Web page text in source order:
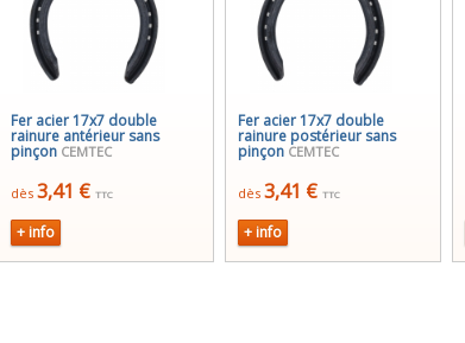
Fer acier 17x7 double
rainure antérieur sans
pinçon CEMTEC
dès 3,41 € TTC
+ info
Fer acier 17x7 double
rainure postérieur sans
pinçon CEMTEC
dès 3,41 € TTC
+ info